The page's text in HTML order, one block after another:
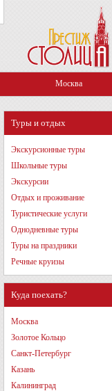
Москва
Туры и отдых
Экскурсионные туры
Школьные туры
Экскурсии
Отдых и проживание
Туристические услуги
Однодневные туры
Туры на праздники
Речные круизы
Куда поехать?
Москва
Золотое Кольцо
Санкт-Петербург
Казань
Калининград